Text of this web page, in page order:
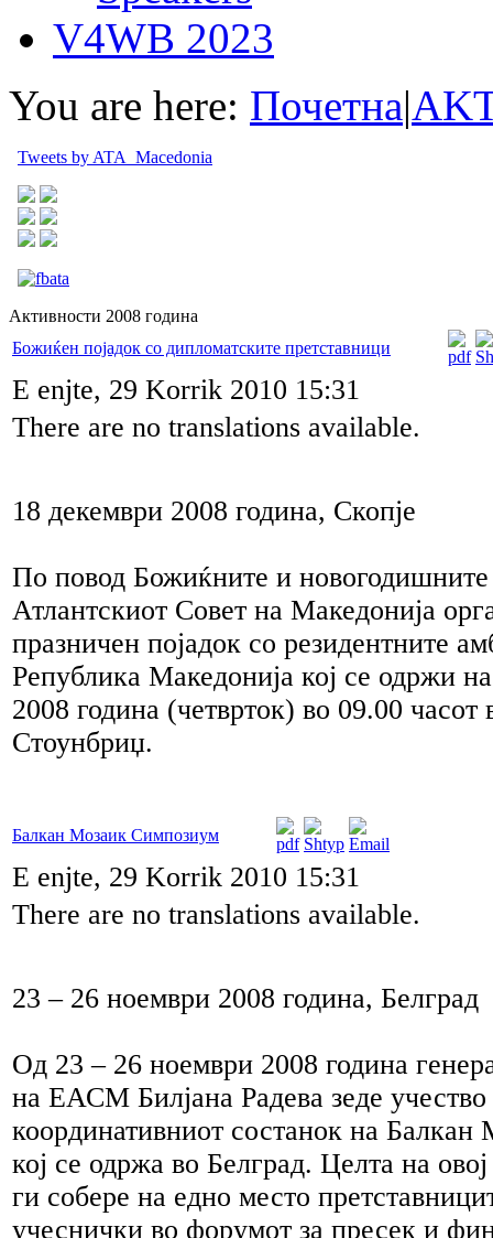
V4WB 2023
You are here: Почетна|
Tweets by ATA_Macedonia
Активности 2008 година
Божиќен појадок со дипломатските претставници
E enjte, 29 Korrik 2010 15:31
There are no translations available.
18 декември 2008 година, Скопје
По повод Божиќните и
Атлантскиот Совет на Македонија
празничен појадок со резидентните
Република Македонија кој се одржи
2008 година (четврток) во 09.00 часот
Стоунбриџ.
Балкан Мозаик Симпозиум
E enjte, 29 Korrik 2010 15:31
There are no translations available.
23 – 26 ноември 2008 година, Белград
Од 23 – 26 ноември 2008 година
на ЕАСМ Билјана Радева зеде учество
координативниот состанок на Балкан
кој се одржа во Белград. Целта на
ги собере на едно место
учеснички во форумот за пресек и